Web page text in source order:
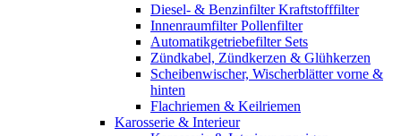
Diesel- & Benzinfilter Kraftstofffilter
Innenraumfilter Pollenfilter
Automatikgetriebefilter Sets
Zündkabel, Zündkerzen & Glühkerzen
Scheibenwischer, Wischerblätter vorne &
hinten
Flachriemen & Keilriemen
Karosserie & Interieur